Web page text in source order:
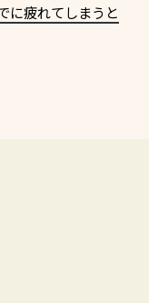
に疲れてしまうと